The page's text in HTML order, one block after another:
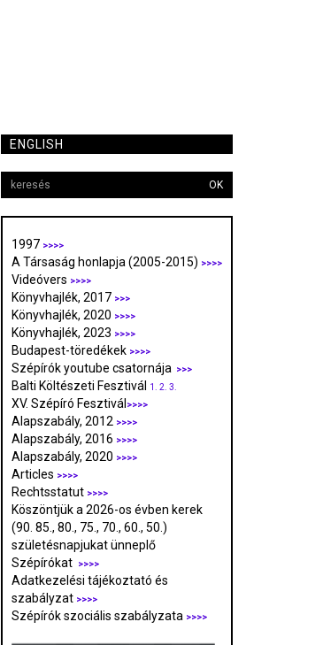
ENGLISH
OK
1997 >>>>
A Társaság honlapja (2005-2015) >>>>
Videóvers >>>>
Könyvhajlék, 2017 >>>
Könyvhajlék, 2020 >>>>
Könyvhajlék, 2023 >>>>
Budapest-töredékek >>>>
Szépírók youtube csatornája >>>
Balti Költészeti Fesztivál 1. 2. 3.
XV. Szépíró Fesztivál >>>>
Alapszabály, 2012 >>>>
Alapszabály, 2016 >>>>
Alapszabály, 2020 >>>>
Articles >>>>
Rechtsstatut >>>>
Köszöntjük a 2026-os évben kerek
(90. 85., 80., 75., 70., 60., 50.)
születésnapjukat ünneplő
Szépírókat
>>>>
Adatkezelési tájékoztató és
szabályzat >>>>
Szépírók szociális szabályzata >>>>